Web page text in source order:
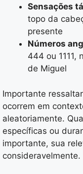
Sensações
topo da
presente
Números
444 ou 1111,
de Miguel
Importante
ocorrem em
aleatoriamente.
específicas ou
importante, sua
consideravelmente.